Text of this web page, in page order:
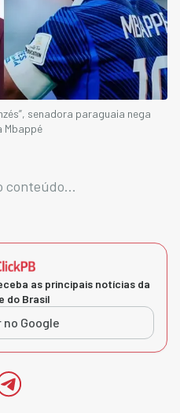
senadora paraguaia nega
Mbappé
conteúdo...
as principais notícias da
do Brasil
no Google